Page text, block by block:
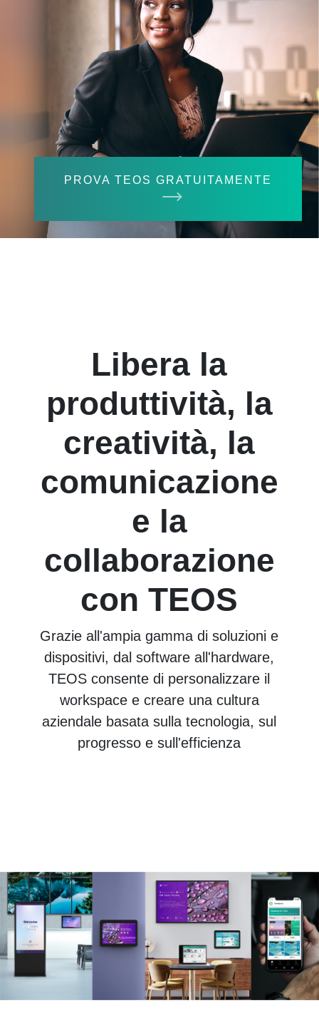
PROVA TEOS GRATUITAMENTE
Libera la
produttività, la
creatività, la
comunicazione
e la
collaborazione
con TEOS
Grazie all'ampia gamma di soluzioni e
dispositivi, dal software all'hardware,
TEOS consente di personalizzare il
workspace e creare una cultura
aziendale basata sulla tecnologia, sul
progresso e sull'efficienza